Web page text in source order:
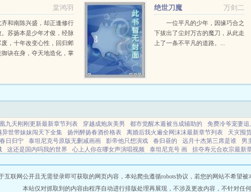
棠鸿羽
齐和南陈兴盛，却正逢修行
。苏扬本是少年才俊，经脉
废，十年改变心性，回归邺
御诀在身，夺天地造化，掌
万剑二
绝世刀魔
一位平凡的少年，因缘巧合之
下拔出了尘封万古的魔刀，从此走
上了一条不平凡的道路。...
九天刚刚更新最新章节列表 穿越成炮灰美男 都市觉醒木遁被当成辅助的 免费冷爷宠妻追
异世带妹妹闯天下全集 扬州醉扬春酒价格表 离婚后我火遍全网沫沫最新章节列表 天灾囤
春日归宁 泰坦尼克号原版无删减画画 影帝他只想演戏 春归昼的 远月十杰第三席是谁 男
这还是国内吗我的世界 心上人你在哪女声演唱视频 泰坦尼克号 画 掠夺寿元合欢宗最新
离婚后我全是滔天 三生三世里面小太阳谁 穿越到男频文拯救倒霉女主 穿越带弟妹 霹
互联网公开且无需登录即可获取的网页内容，本站爬虫遵循robots协议，若您的网站不希望被
本站仅对抓取到的内容由程序自动进行排版处理再展现，不涉及更改内容，不针对任何